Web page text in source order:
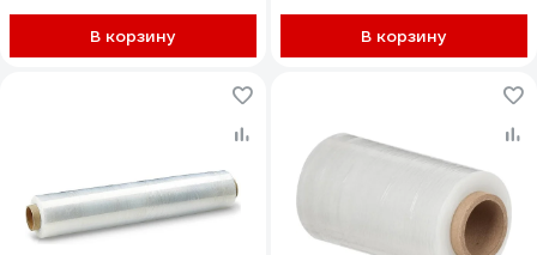
В корзину В корзину